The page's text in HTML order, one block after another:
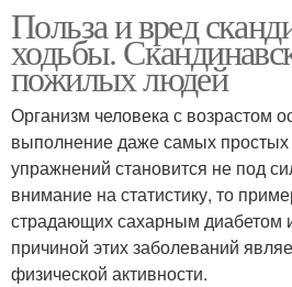
Ходьба на организм
Ходьба при болезнях
Польза и вред
ходьбы.
пожилых людей
Организм человека с возрастом
выполнение даже самых простых
упражнений становится не под
внимание на статистику, то
страдающих сахарным диабетом
причиной этих заболеваний
физической активности.